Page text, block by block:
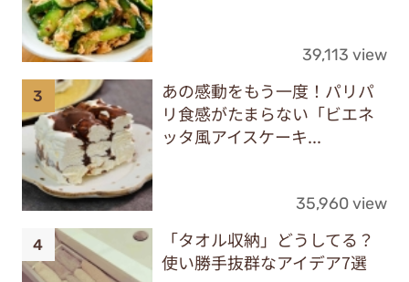
39,113 view
あの感動をもう一度！パリパ
リ食感がたまらない「ビエネ
ッタ風アイスケーキ...
35,960 view
「タオル収納」どうしてる？
使い勝手抜群なアイデア7選